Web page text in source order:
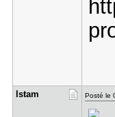
lstam Posté le